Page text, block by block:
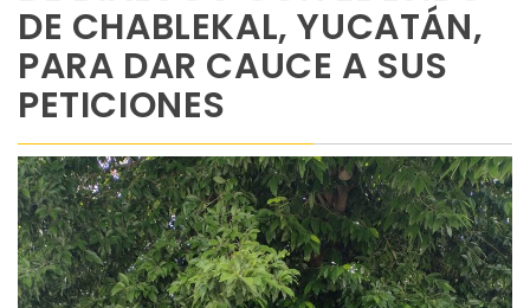
DE CHABLEKAL, YUCATÁN,
PARA DAR CAUCE A SUS
PETICIONES